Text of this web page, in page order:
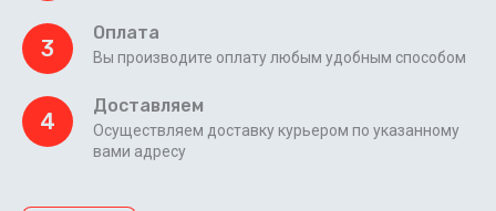
3
Оплата
Вы производите оплату любым удобным способом
4
Доставляем
Осуществляем доставку курьером по указанному
вами адресу